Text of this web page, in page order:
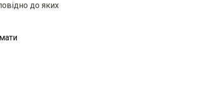
виплати МТСБУ
до яких